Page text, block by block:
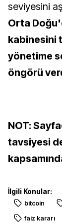
seviyesini
Orta
kabinesini
yönetime
öngörü
NOT:
tavsiyesi
İlgili Konular:
bitcoin
faiz kararı